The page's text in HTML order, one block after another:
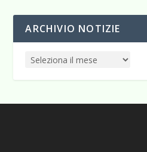
ARCHIVIO NOTIZIE